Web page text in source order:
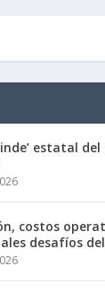
estatal
costos
desafíos